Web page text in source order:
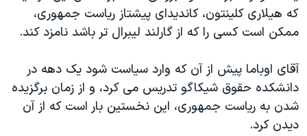
که هیلاری کلینتون، کاندیدای پیشتاز ریاست جمهوری،
ممکن است کسی را که از گارلند لیبرال تر باشد نامزد کند.
آقای اوباما پیش از آن که وارد سیاست شود یک دهه در
دانشکده حقوق شیکاگو تدریس می کرد، و از زمان برگزیده
شدن به ریاست جمهوری، این نخستین بار است که از آن
دیدن کرد.